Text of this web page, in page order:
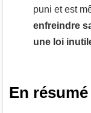
puni et est
enfreindre
une loi
En